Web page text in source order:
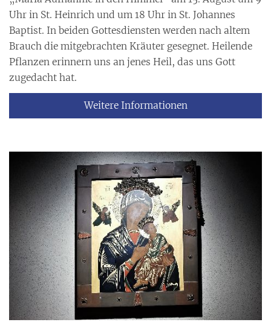
Uhr in St. Heinrich und um 18 Uhr in St. Johannes
Baptist. In beiden Gottesdiensten werden nach altem
Brauch die mitgebrachten Kräuter gesegnet. Heilende
Pflanzen erinnern uns an jenes Heil, das uns Gott
zugedacht hat.
Weitere Informationen